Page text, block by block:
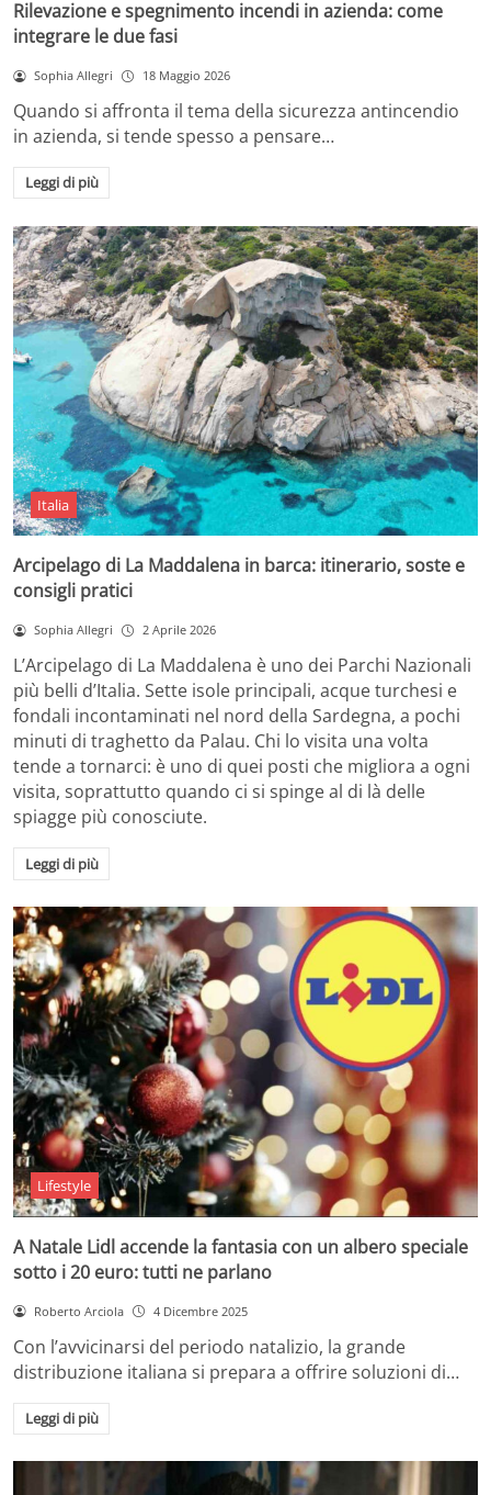
Rilevazione e spegnimento incendi in azienda: come
integrare le due fasi
Sophia Allegri 18 Maggio 2026
Quando si affronta il tema della sicurezza antincendio
in azienda, si tende spesso a pensare…
Leggi di più
Italia
Arcipelago di La Maddalena in barca: itinerario, soste e
consigli pratici
Sophia Allegri 2 Aprile 2026
L’Arcipelago di La Maddalena è uno dei Parchi Nazionali
più belli d’Italia. Sette isole principali, acque turchesi e
fondali incontaminati nel nord della Sardegna, a pochi
minuti di traghetto da Palau. Chi lo visita una volta
tende a tornarci: è uno di quei posti che migliora a ogni
visita, soprattutto quando ci si spinge al di là delle
spiagge più conosciute.
Leggi di più
Lifestyle
A Natale Lidl accende la fantasia con un albero speciale
sotto i 20 euro: tutti ne parlano
Roberto Arciola 4 Dicembre 2025
Con l’avvicinarsi del periodo natalizio, la grande
distribuzione italiana si prepara a offrire soluzioni di…
Leggi di più